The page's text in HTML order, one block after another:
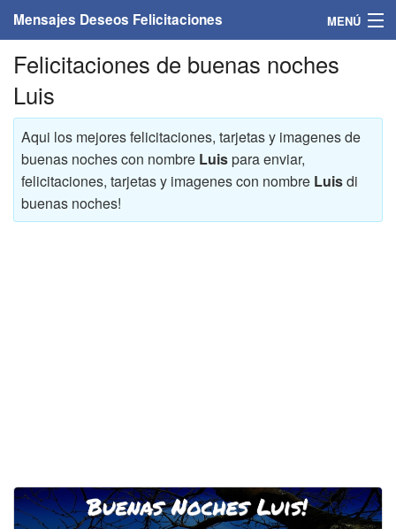
Mensajes Deseos Felicitaciones MENÚ
Home
Mensajes
Felicitaciones
Felicitaciones con nombres
Entrar
Felicitaciones de buenas noches
Luis
Aqui los mejores felicitaciones, tarjetas y imagenes de
buenas noches con nombre Luispara enviar,
felicitaciones, tarjetas y imagenes con nombre Luisdi
buenas noches!